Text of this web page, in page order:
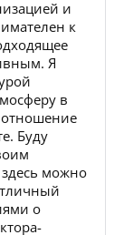
и
к
Я
в
отношение
Буду
можно
о